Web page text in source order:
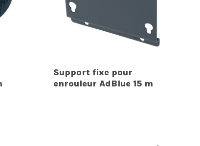
Support fixe pour
enrouleur AdBlue 15 m